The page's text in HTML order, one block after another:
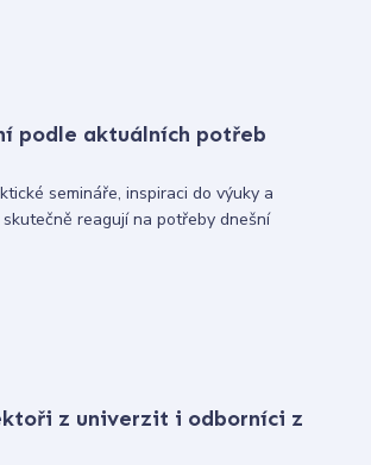
podle aktuálních potřeb
semináře, inspiraci do výuky a
reagují na potřeby dnešní
z univerzit i odborníci z